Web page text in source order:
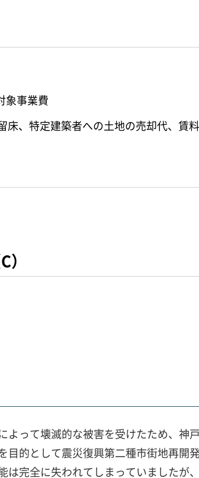
象事業費
床、特定建築者への土地の売却代、賃
よって壊滅的な被害を受けたため、
目的として震災復興第二種市街地再開
は完全に失われてしまっていました